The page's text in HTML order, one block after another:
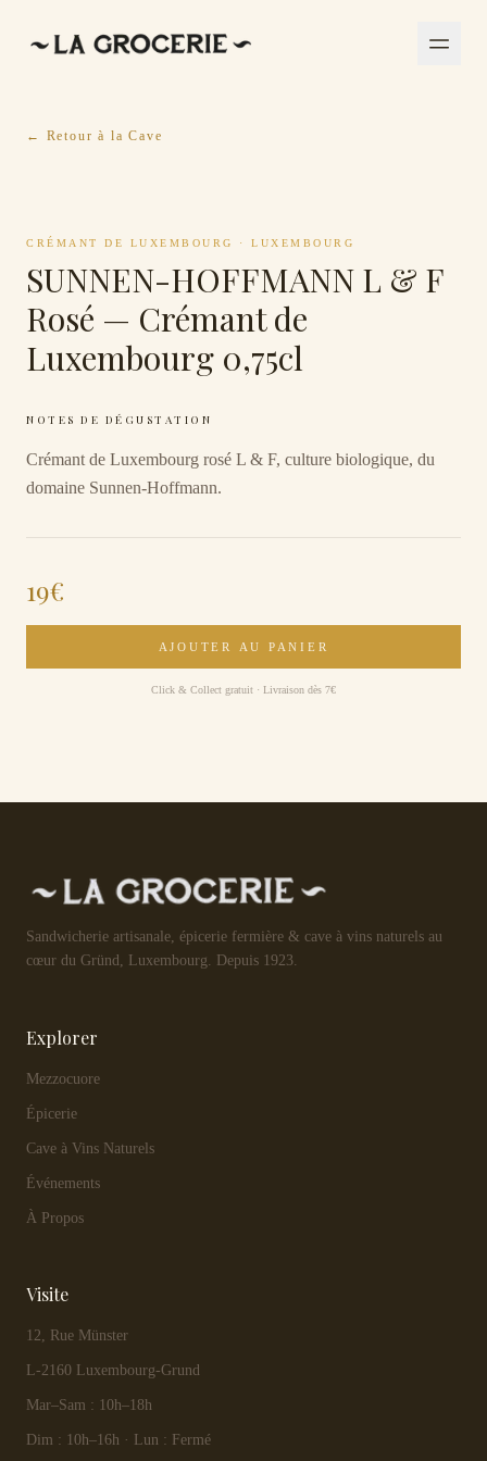
← Retour à la Cave
CRÉMANT DE LUXEMBOURG · LUXEMBOURG
SUNNEN-HOFFMANN L & F
Rosé — Crémant de
Luxembourg 0,75cl
NOTES DE DÉGUSTATION
Crémant de Luxembourg rosé L & F, culture biologique, du
domaine Sunnen-Hoffmann.
19€
AJOUTER AU PANIER
Click & Collect gratuit · Livraison dès 7€
Sandwicherie artisanale, épicerie fermière & cave à vins naturels au
cœur du Gründ, Luxembourg. Depuis 1923.
Explorer
Mezzocuore
Épicerie
Cave à Vins Naturels
Événements
À Propos
Visite
12, Rue Münster
L-2160 Luxembourg-Grund
Mar–Sam : 10h–18h
Dim : 10h–16h · Lun : Fermé